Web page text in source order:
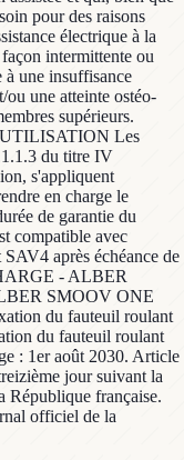
pour des raisons
électrique à la
intermittente ou
une insuffisance
une atteinte ostéo-
supérieurs.
Les
du titre IV
s'appliquent
en charge le
de garantie du
compatible avec
après échéance de
- ALBER
SMOOV ONE
du fauteuil roulant
du fauteuil roulant
: 1er août 2030. Article
jour suivant la
République française.
officiel de la